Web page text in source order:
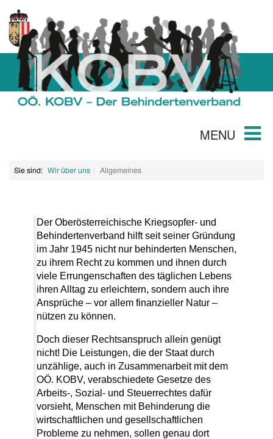
MENU
Sie sind: Wir über uns Allgemeines
Der Oberösterreichische Kriegsopfer- und
Behindertenverband hilft seit seiner Gründung
im Jahr 1945 nicht nur behinderten Menschen,
zu ihrem Recht zu kommen und ihnen durch
viele Errungenschaften des täglichen Lebens
ihren Alltag zu erleichtern, sondern auch ihre
Ansprüche – vor allem finanzieller Natur –
nützen zu können.
Doch dieser Rechtsanspruch allein genügt
nicht! Die Leistungen, die der Staat durch
unzählige, auch in Zusammenarbeit mit dem
OÖ. KOBV, verabschiedete Gesetze des
Arbeits-, Sozial- und Steuerrechtes dafür
vorsieht, Menschen mit Behinderung die
wirtschaftlichen und gesellschaftlichen
Probleme zu nehmen, sollen genau dort